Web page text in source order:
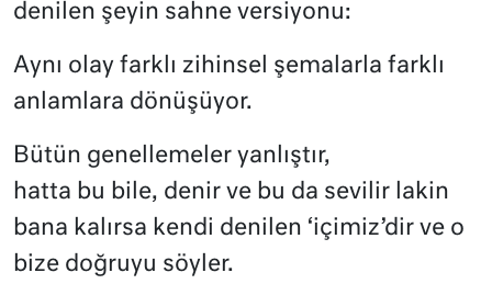
denilen şeyin sahne versiyonu:
Aynı olay farklı zihinsel şemalarla farklı
anlamlara dönüşüyor.
Bütün genellemeler yanlıştır,
hatta bu bile, denir ve bu da sevilir lakin
bana kalırsa kendi denilen ‘içimiz’dir ve o
bize doğruyu söyler.